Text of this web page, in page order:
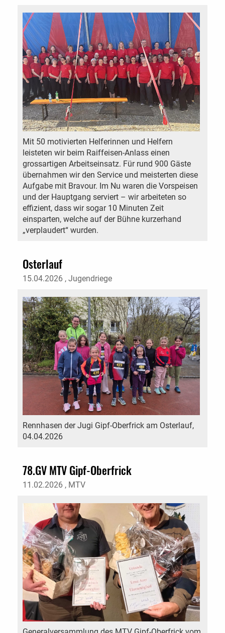
Mit 50 motivierten Helferinnen und Helfern
leisteten wir beim Raiffeisen-Anlass einen
grossartigen Arbeitseinsatz. Für rund 900 Gäste
übernahmen wir den Service und meisterten diese
Aufgabe mit Bravour. Im Nu waren die Vorspeisen
und der Hauptgang serviert – wir arbeiteten so
effizient, dass wir sogar 10 Minuten Zeit
einsparten, welche auf der Bühne kurzerhand
„verplaudert“ wurden.
Osterlauf
15.04.2026 , Jugendriege
Rennhasen der Jugi Gipf-Oberfrick am Osterlauf,
04.04.2026
78.GV MTV Gipf-Oberfrick
11.02.2026 , MTV